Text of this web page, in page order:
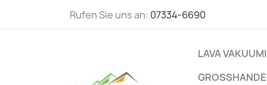
Rufen Sie uns an: 07334-6690
LAVA